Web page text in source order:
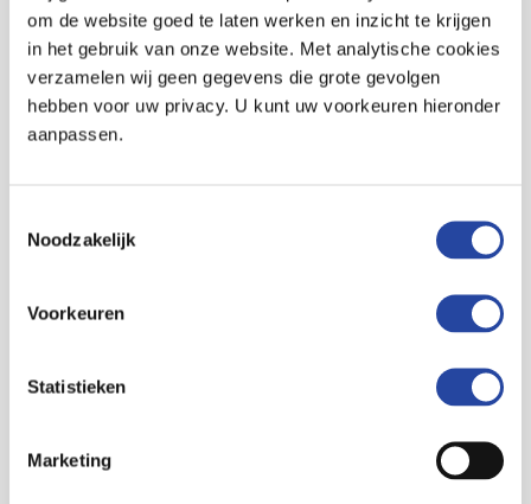
om de website goed te laten werken en inzicht te krijgen
in het gebruik van onze website. Met analytische cookies
verzamelen wij geen gegevens die grote gevolgen
hebben voor uw privacy. U kunt uw voorkeuren hieronder
aanpassen.
Noodzakelijk
Voorkeuren
Statistieken
Marketing
Ekwadraat
Ekwadraat zit gevestigd in het Energie Kenniscentrum
Leeuwarden en begeleidt (semi-)overheden, MKB-
bedrijven en de industrie bij het realiseren van hun
duurzame vraagstukken. Samen verduurzamen ze
energiebesparingsonderzoeken en energiemonitoring.
Begeleiden indienings- en aanvraagtrajecten voor subsidies
het aardgasvrij maken van wijken. Doen warmtescans,